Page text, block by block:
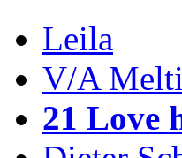
Leila
V/A
21 Love